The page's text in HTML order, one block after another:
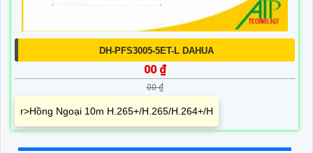
DH-PFS3005-5ET-L DAHUA
00 ₫
00 ₫
r>Hồng Ngoại 10m H.265+/H.265/H.264+/H